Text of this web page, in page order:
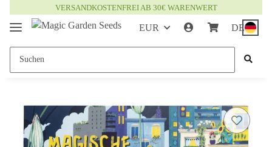
VERSANDKOSTENFREI AB 30€ WARENWERT
EUR DE